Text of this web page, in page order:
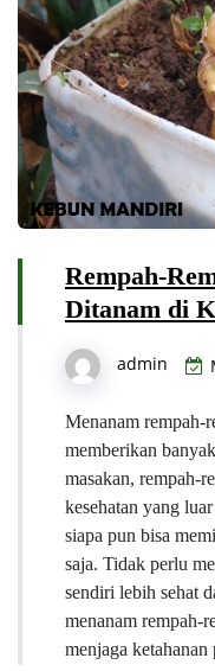
Rempah-
Ditanam di
admin
Menanam rempah-
memberikan
masakan, rempah-
kesehatan yang
siapa pun bisa
saja. Tidak perlu
sendiri lebih sehat
menanam rempah-
menjaga